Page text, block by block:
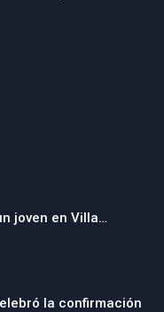
joven en Villa…
la confirmación